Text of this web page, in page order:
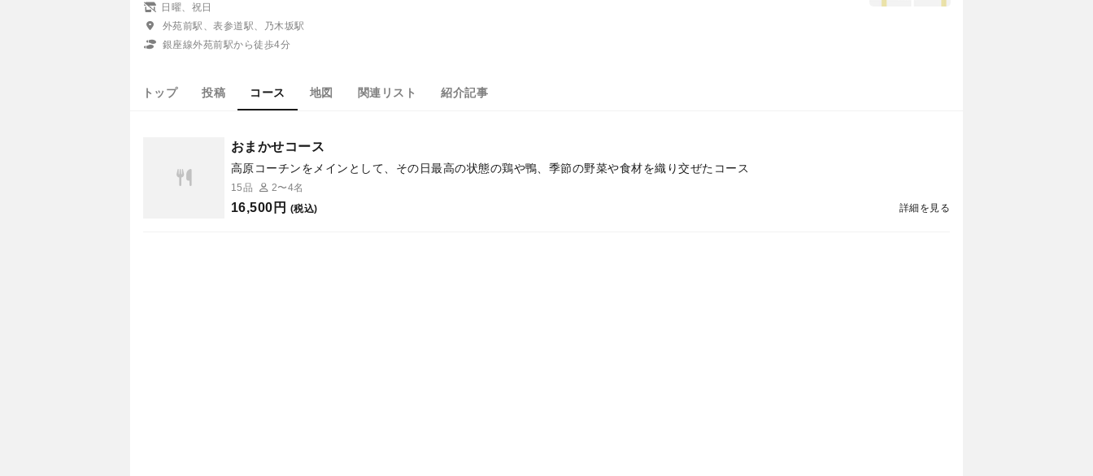
日曜、祝日
外苑前駅、表参道駅、乃木坂駅
銀座線外苑前駅から徒歩4分
トップ 投稿 コース 地図 関連リスト 紹介記事
おまかせコース
高原コーチンをメインとして、その日最高の状態の鶏や鴨、季節の野菜や食材を織り交ぜたコース
15品 2〜4名
16,500円 (税込) 詳細を見る